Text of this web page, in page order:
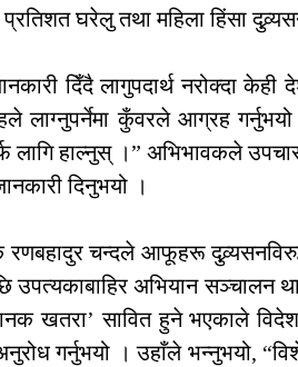
घरेलु तथा महिला हिंसा
दिँदै लागुपदार्थ नरोक्दा
लाग्नुपर्नेमा कुँवरले आग्रह
लागि हाल्नुस् ।” अभिभावकले
दिनुभयो ।
रणबहादुर चन्दले आफूहरू
उपत्यकाबाहिर अभियान सञ्चालन
खतरा’ सावित हुने भएकाले
गर्नुभयो । उहाँले भन्नुभयो,